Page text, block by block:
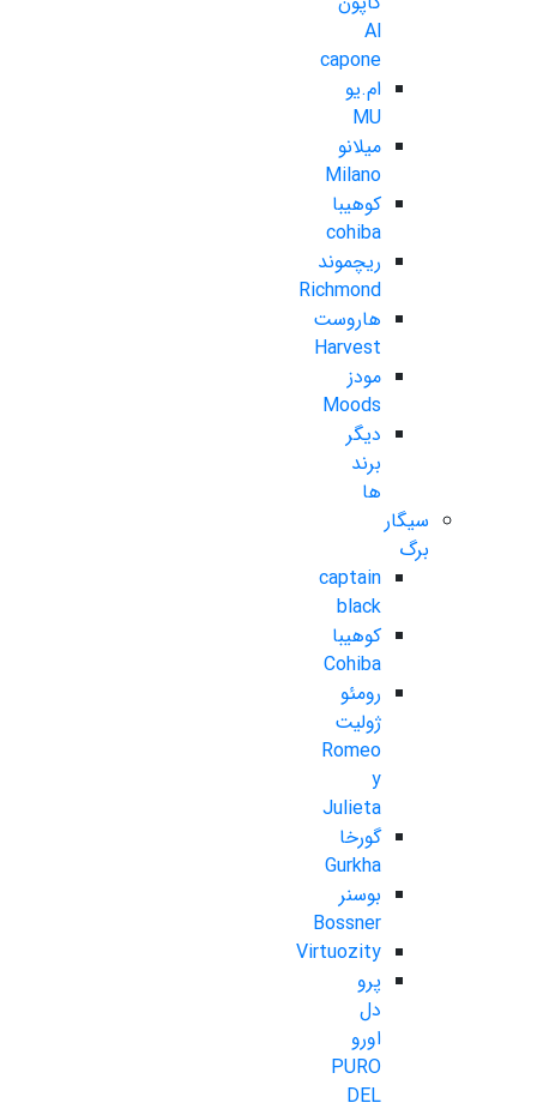
Al
capone
ام.یو
MU
میلانو
Milano
کوهیبا
cohiba
ریچموند
Richmond
هاروست
Harvest
مودز
Moods
دیگر
برند
ها
سیگار
برگ
captain
black
کوهیبا
Cohiba
رومئو
ژولیت
Romeo
y
Julieta
گورخا
Gurkha
بوسنر
Bossner
Virtuozity
پرو
دل
اورو
PURO
DEL